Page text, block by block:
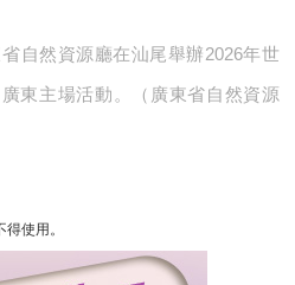
自然資源廳在汕尾舉辦2026年世
東主場活動。（廣東省自然資源
使用。